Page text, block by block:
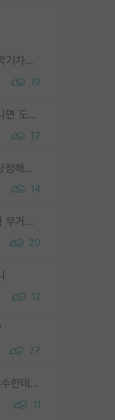
가지마라. 신생랩이고 내가 석사 3학기차인데 최고참인데 나도 아무것도 모르는데 교수가 후배들 왜 논문 교육 안시키냐. 논문 왜 안 써오냐 닦달한다
19
신생랩+젊은 교수 이게 ㄹㅇ 모 아니면 도인듯.
17
ML 대부분이 골드 스탠다드 하나 상정해놓고 (벤치마크 데이터셋이 여러 개면 여러 개 상정) 그거 얼마나 잘 맞추나 싸움임 가끔 번뜩이는 설계 철학을 보여주는 논문들도 있지만 대부분 그거 성적 얼마나 더 올리느라에 혈안이 되어 있는 측면이 잇음
14
신생랩 1기 출신인데 신생랩은 줠라 무거운 바벨 같은거임. 들면 대박인데 못들면 깔려 죽음. 아무도 알려주지 않는 환경에서 자생해야하지만, 일단 살아남았다면 그 어떤 사람보다 악착같고 생존력 높은 사람으로 거듭날 수 있음
20
12
27
복불복임 신생랩 1기 최고참이면 교수한테 직접 지도받는 시간이 매우 많음 제대로 된 교수라면 말이지 그게 아니라면 그냥 넌 해방 불가능한 노예 1호에 감점쓰레기통이 되는거고
11